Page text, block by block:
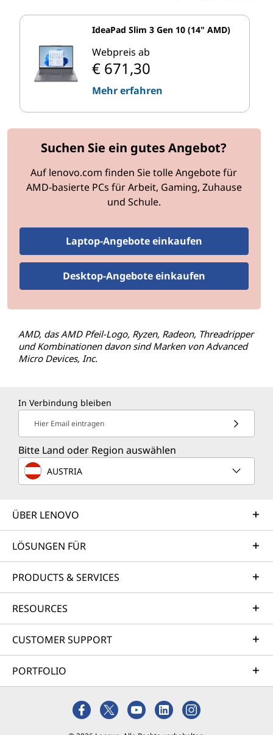
IdeaPad Slim 3 Gen 10 (14" AMD)
Webpreis ab
€ 671,30
Mehr erfahren
Suchen Sie ein gutes Angebot?
Auf lenovo.com finden Sie tolle Angebote für
AMD-basierte PCs für Arbeit, Gaming, Zuhause
und Schule.
Laptop-Angebote einkaufen
Desktop-Angebote einkaufen
AMD, das AMD Pfeil-Logo, Ryzen, Radeon, Threadripper
und Kombinationen davon sind Marken von Advanced
Micro Devices, Inc.
In Verbindung bleiben
Hier Email eintragen
Bitte Land oder Region auswählen
AUSTRIA
ÜBER LENOVO
LÖSUNGEN FÜR
PRODUCTS & SERVICES
RESOURCES
CUSTOMER SUPPORT
PORTFOLIO